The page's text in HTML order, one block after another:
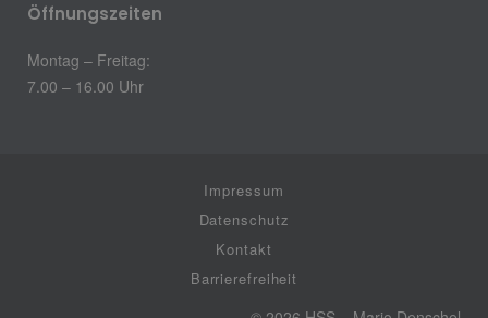
Öffnungszeiten
Montag – Freitag:
7.00 – 16.00 Uhr
Impressum
Datenschutz
Kontakt
Barrierefreiheit